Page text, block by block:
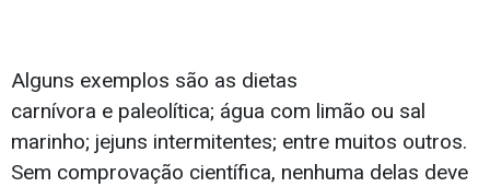
Alguns exemplos são as dietas
carnívora e paleolítica; água com limão ou sal
marinho; jejuns intermitentes; entre muitos outros.
Sem comprovação científica, nenhuma delas deve